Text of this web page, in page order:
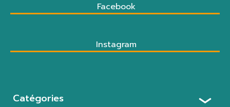
Facebook
Instagram
Catégories